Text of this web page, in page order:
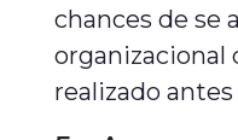
chances de se
organizacional
realizado